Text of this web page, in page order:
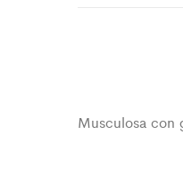
Musculosa con